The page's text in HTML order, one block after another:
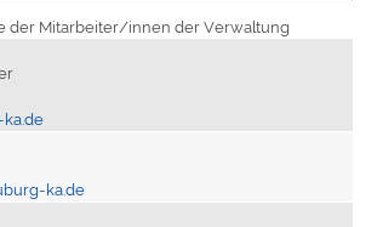
der Mitarbeiter/innen der Verwaltung
ka.de